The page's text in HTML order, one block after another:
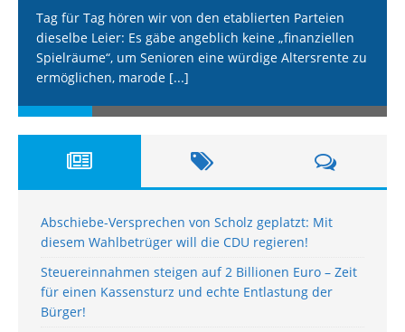
Tag für Tag hören wir von den etablierten Parteien
dieselbe Leier: Es gäbe angeblich keine „finanziellen
Spielräume“, um Senioren eine würdige Altersrente zu
ermöglichen, marode [...]
Abschiebe-Versprechen von Scholz geplatzt: Mit
diesem Wahlbetrüger will die CDU regieren!
Steuereinnahmen steigen auf 2 Billionen Euro – Zeit
für einen Kassensturz und echte Entlastung der
Bürger!